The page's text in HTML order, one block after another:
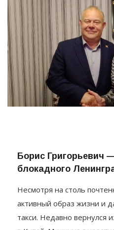
Борис Григорьевич
блокадного
Несмотря на столь
активный образ жизни и